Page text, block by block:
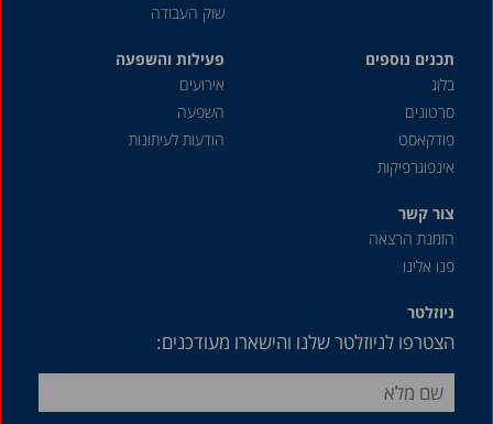
שוק העבודה
תכנים נוספים
בלוג
סרטונים
פודקאסט
אינפוגרפיקות
פעילות והשפעה
אירועים
השפעה
הודעות לעיתונות
צור קשר
הזמנת הרצאה
פנו אלינו
ניוזלטר
הצטרפו לניוזלטר שלנו והישארו מעודכנים: